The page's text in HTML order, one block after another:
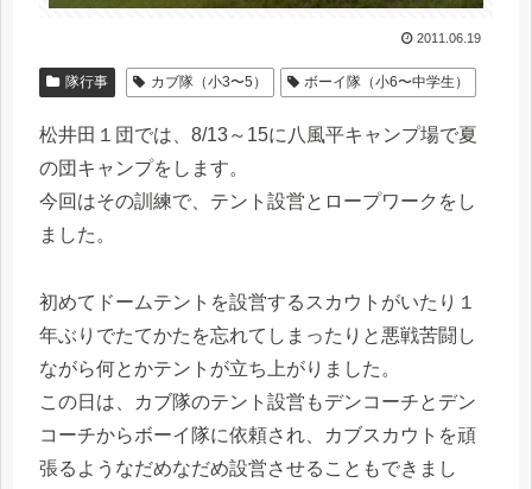
2011.06.19
隊行事 カブ隊（小3〜5） ボーイ隊（小6〜中学生）
松井田１団では、8/13～15に八風平キャンプ場で夏
の団キャンプをします。
今回はその訓練で、テント設営とロープワークをし
ました。
初めてドームテントを設営するスカウトがいたり１
年ぶりでたてかたを忘れてしまったりと悪戦苦闘し
ながら何とかテントが立ち上がりました。
この日は、カブ隊のテント設営もデンコーチとデン
コーチからボーイ隊に依頼され、カブスカウトを頑
張るようなだめなだめ設営させることもできまし